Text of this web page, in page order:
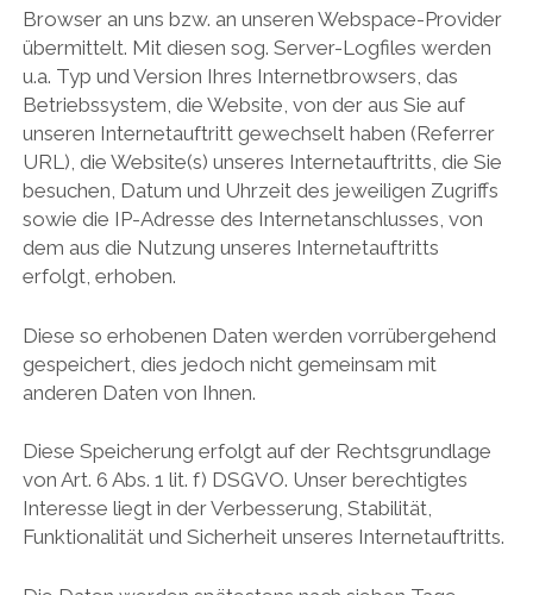
Browser an uns bzw. an unseren Webspace-Provider
übermittelt. Mit diesen sog. Server-Logfiles werden
u.a. Typ und Version Ihres Internetbrowsers, das
Betriebssystem, die Website, von der aus Sie auf
unseren Internetauftritt gewechselt haben (Referrer
URL), die Website(s) unseres Internetauftritts, die Sie
besuchen, Datum und Uhrzeit des jeweiligen Zugriffs
sowie die IP-Adresse des Internetanschlusses, von
dem aus die Nutzung unseres Internetauftritts
erfolgt, erhoben.
Diese so erhobenen Daten werden vorrübergehend
gespeichert, dies jedoch nicht gemeinsam mit
anderen Daten von Ihnen.
Diese Speicherung erfolgt auf der Rechtsgrundlage
von Art. 6 Abs. 1 lit. f) DSGVO. Unser berechtigtes
Interesse liegt in der Verbesserung, Stabilität,
Funktionalität und Sicherheit unseres Internetauftritts.